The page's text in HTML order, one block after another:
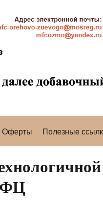
Оферты Полезные